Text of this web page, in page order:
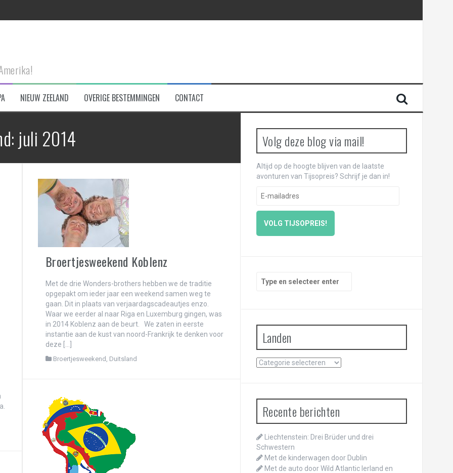
bezoeken!
made of…
mooiste trips met de MiTo!
natuur samengaan..
NIEUW ZEELAND OVERIGE BESTEMMINGEN CONTACT
juli 2014
Broertjesweekend Koblenz
Met de drie Wonders-brothers hebben we de traditie
opgepakt om ieder jaar een weekend samen weg te
gaan. Dit in plaats van verjaardagscadeautjes enzo.
Waar we eerder al naar Riga en Luxemburg gingen, was
in 2014 Koblenz aan de beurt. We zaten in eerste
instantie aan de kust van noord-Frankrijk te denken voor
deze […]
Broertjesweekend , Duitsland
Volg deze blog via mail!
Altijd op de hoogte blijven van de laatste
avonturen van Tijsopreis? Schrijf je dan in!
m
naar:
Landen
Landen
Recente berichten
Liechtenstein: Drei Brüder und drei
Schwestern
Met de kinderwagen door Dublin
Met de auto door Wild Atlantic Ierland en